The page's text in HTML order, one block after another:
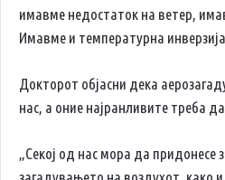
имавме недостаток на ветер,
Имавме и температурна
Докторот објасни дека
нас, а оние најранливите треба
„Секој од нас мора да придонесе